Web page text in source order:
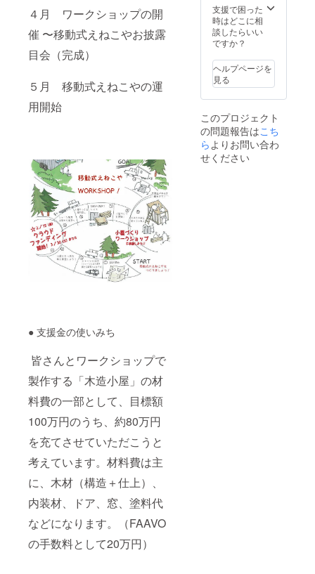
４月 ワークショップの開
催 〜移動式えねこやお披露
目会（完成）
５月 移動式えねこやの運
用開始
● 支援金の使いみち
皆さんとワークショップで
製作する「木造小屋」の材
料費の一部として、目標額
100万円のうち、約80万円
を充てさせていただこうと
考えています。材料費は主
に、木材（構造＋仕上）、
内装材、ドア、窓、塗料代
などになります。（FAAVO
の手数料として20万円）
天中
止）。
完成後
に、小
「移動
式えね
こやの
つくり
をお渡
ししま
す。ま
たえね
こやHP
できま
す（見
学も
可）。
ショッ
プは主
に４月
の土日
予定
（日程
は決ま
り次第
お知ら
「２週
間使え
る券」※
ミニセ
付き
は、
2020年
3月末ま
用いた
だけま
す。 移
動式え
ねこや
支援で困った
時はどこに相
談したらいい
ですか？
ヘルプページを
見る
このプロジェクト
の問題報告はこち
らよりお問い合わ
せください